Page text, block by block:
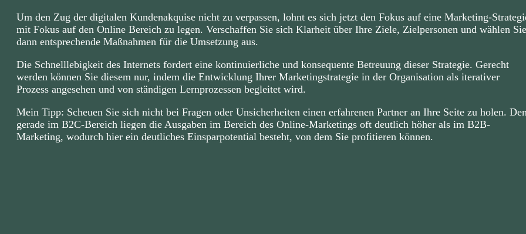
Um den Zug der digitalen Kundenakquise nicht zu verpassen, lohnt es sich jetzt den Fokus auf eine Marketing-
mit Fokus auf den Online Bereich zu legen. Verschaffen Sie sich Klarheit über Ihre Ziele, Zielpersonen und wählen Sie
dann entsprechende Maßnahmen für die Umsetzung aus.
Die Schnelllebigkeit des Internets fordert eine kontinuierliche und konsequente Betreuung dieser Strategie. Gerecht
werden können Sie diesem nur, indem die Entwicklung Ihrer Marketingstrategie in der Organisation als iterativer
Prozess angesehen und von ständigen Lernprozessen begleitet wird.
Mein Tipp: Scheuen Sie sich nicht bei Fragen oder Unsicherheiten einen erfahrenen Partner an Ihre Seite zu holen.
gerade im B2C-Bereich liegen die Ausgaben im Bereich des Online-Marketings oft deutlich höher als im B2B-
Marketing, wodurch hier ein deutliches Einsparpotential besteht, von dem Sie profitieren können.